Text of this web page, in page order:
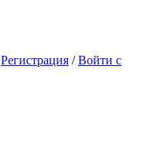
Регистрация /Войти с